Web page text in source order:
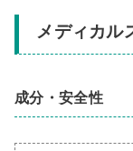
メディカル
成分・安全性